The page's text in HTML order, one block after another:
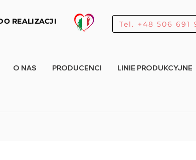
REALIZACJI Tel. +48 506 691
O NAS PRODUCENCI LINIE PRODUKCYJNE